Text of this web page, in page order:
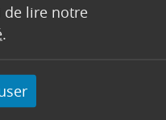
de lire notre
.
Sabar et Mandingue